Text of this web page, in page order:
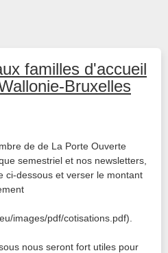
familles d'accueil
Bruxelles
de de La Porte Ouverte
semestriel et nos newsletters,
ci-dessous et verser le montant
images/pdf/cotisations.pdf).
nous seront fort utiles pour